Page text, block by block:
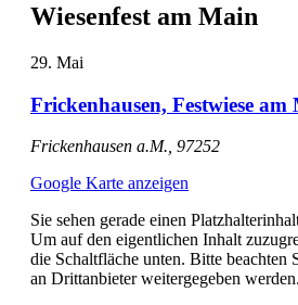
Wiesenfest am Main
29. Mai
Frickenhausen, Festwiese am
Frickenhausen a.M. 97252
Google Karte anzeigen
Sie sehen gerade einen
Um auf den eigentlichen Inhalt
die Schaltfläche unten. Bitte beachten
an Drittanbieter weitergegeben werden.